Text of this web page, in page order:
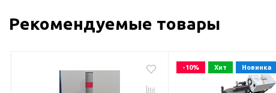
Рекомендуемые товары
-10% Хит Новинка